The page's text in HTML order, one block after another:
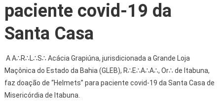
paciente covid-19 da
Santa Casa
A A∴R∴L∴S∴ Acácia Grapiúna, jurisdicionada a Grande Loja
Maçônica do Estado da Bahia (GLEB), R∴E∴A∴A∴, Or∴ de Itabuna,
faz doação de “Helmets” para paciente covid-19 da Santa Casa de
Misericórdia de Itabuna.